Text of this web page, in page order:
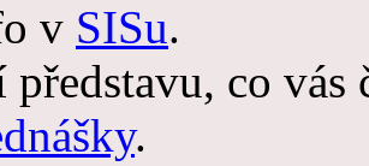
v SISu.
představu, co vás
.